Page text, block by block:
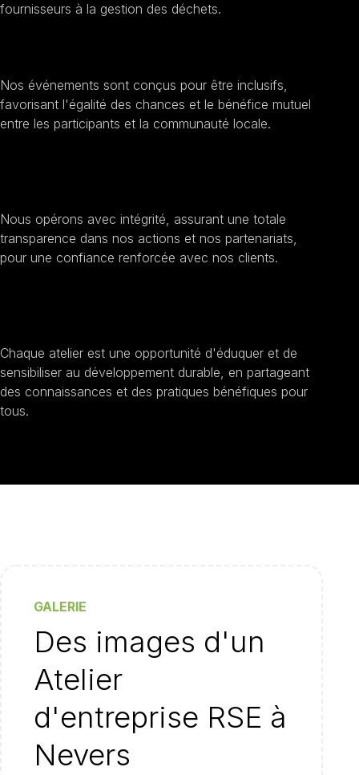
fournisseurs à la gestion des déchets.
Nos événements sont conçus pour être inclusifs,
favorisant l'égalité des chances et le bénéfice mutuel
entre les participants et la communauté locale.
Nous opérons avec intégrité, assurant une totale
transparence dans nos actions et nos partenariats,
pour une confiance renforcée avec nos clients.
Chaque atelier est une opportunité d'éduquer et de
sensibiliser au développement durable, en partageant
des connaissances et des pratiques bénéfiques pour
tous.
GALERIE
Des images d'un
Atelier
d'entreprise RSE à
Nevers